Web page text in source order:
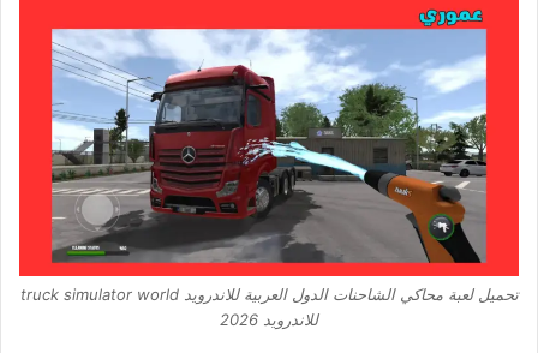
تحميل لعبة محاكي الشاحنات الدول العربية للاندرويد truck simulator world
للاندرويد 2026